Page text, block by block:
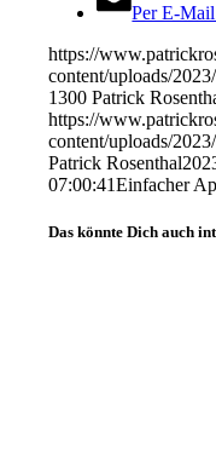
Per E-
https://
content/uploads/
1300 Patrick
https://
content/uploads/
Patrick Rosenthal
07:00:41Einfacher
Das könnte Dich auch